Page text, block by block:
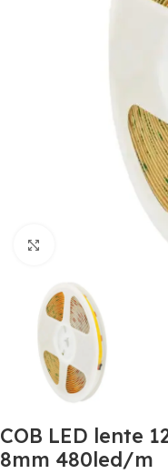
Noklikšķiniet, lai
COB LED lente
8mm 480led/m